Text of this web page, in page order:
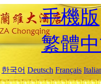
手機版
繁體
한국어 Deutsch Français